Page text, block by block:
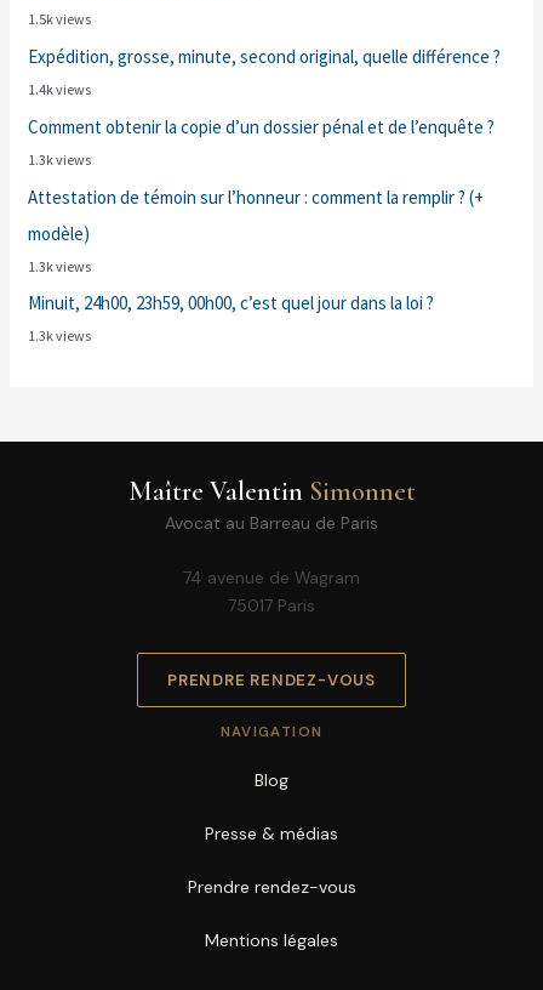
1.5k views
Expédition, grosse, minute, second original, quelle différence ?
1.4k views
Comment obtenir la copie d’un dossier pénal et de l’enquête ?
1.3k views
Attestation de témoin sur l’honneur : comment la remplir ? (+
modèle)
1.3k views
Minuit, 24h00, 23h59, 00h00, c’est quel jour dans la loi ?
1.3k views
Maître Valentin Simonnet
Avocat au Barreau de Paris
74 avenue de Wagram
75017 Paris
PRENDRE RENDEZ-VOUS
NAVIGATION
Blog
Presse & médias
Prendre rendez-vous
Mentions légales